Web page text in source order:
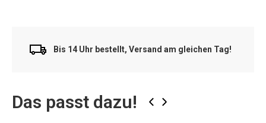
Bis 14 Uhr bestellt, Versand am gleichen Tag!
Das passt dazu! ‹ ›